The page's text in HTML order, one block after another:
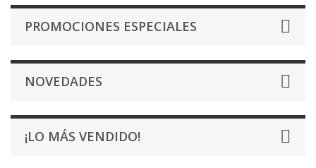
PROMOCIONES ESPECIALES
NOVEDADES
¡LO MÁS VENDIDO!